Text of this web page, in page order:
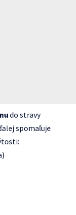
do stravy
spomaľuje